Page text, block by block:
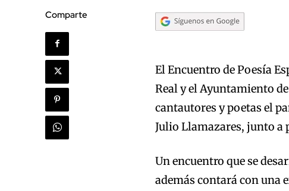
Comparte
El Encuentro de Poesía
Real y el Ayuntamiento
cantautores y poetas el
Julio Llamazares, junto a
Un encuentro que se
además contará con una